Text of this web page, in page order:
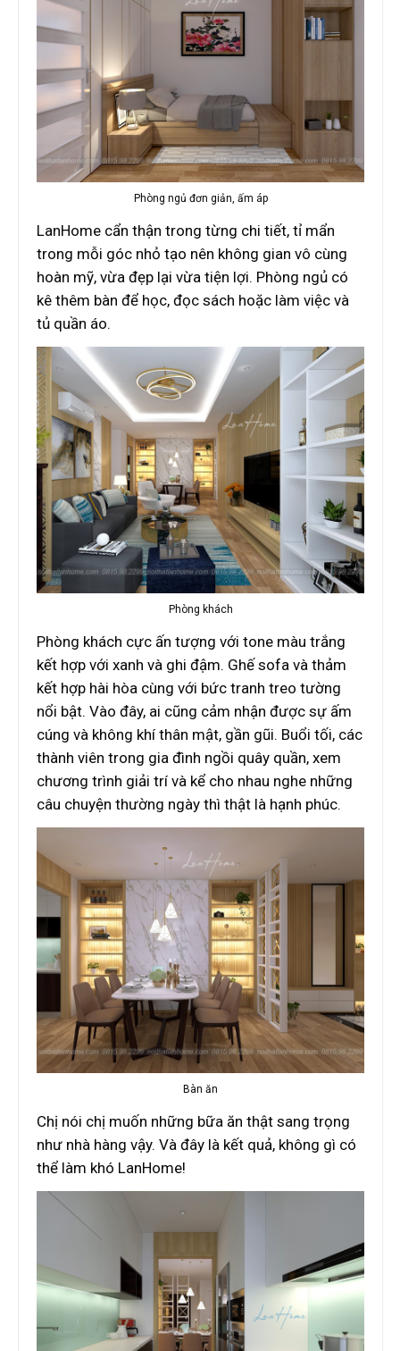
Phòng ngủ đơn giản, ấm áp
LanHome cẩn thận trong từng chi tiết, tỉ mẩn
trong mỗi góc nhỏ tạo nên không gian vô cùng
hoàn mỹ, vừa đẹp lại vừa tiện lợi. Phòng ngủ có
kê thêm bàn để học, đọc sách hoặc làm việc và
tủ quần áo.
Phòng khách
Phòng khách cực ấn tượng với tone màu trắng
kết hợp với xanh và ghi đậm. Ghế sofa và thảm
kết hợp hài hòa cùng với bức tranh treo tường
nổi bật. Vào đây, ai cũng cảm nhận được sự ấm
cúng và không khí thân mật, gần gũi. Buổi tối, các
thành viên trong gia đình ngồi quây quần, xem
chương trình giải trí và kể cho nhau nghe những
câu chuyện thường ngày thì thật là hạnh phúc.
Bàn ăn
Chị nói chị muốn những bữa ăn thật sang trọng
như nhà hàng vậy. Và đây là kết quả, không gì có
thể làm khó LanHome!